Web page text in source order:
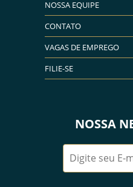
NOSSA EQUIPE
CONTATO
VAGAS DE EMPREGO
FILIE-SE
NOSSA